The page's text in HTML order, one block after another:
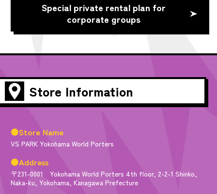
Special private rental plan for
corporate groups
Store Information
●Store Name
VS PARK Yokohama World Porters
●Address
〒231-0001 Yokohama World Porters 4th floor, 2-2-1 Shinko,
Naka-ku, Yokohama, Kanagawa Prefecture